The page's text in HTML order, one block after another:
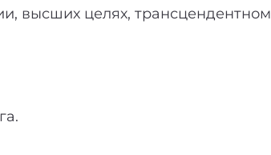
высших целях, трансцендентном